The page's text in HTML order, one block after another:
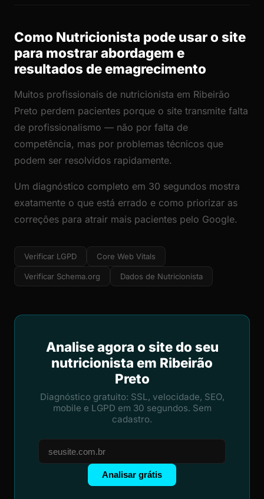
Como Nutricionista pode usar o site
para mostrar abordagem e
resultados de emagrecimento
Muitos profissionais de nutricionista em Ribeirão
Preto perdem pacientes porque o site transmite falta
de profissionalismo — não por falta de
competência, mas por problemas técnicos que
podem ser resolvidos rapidamente.
Um diagnóstico completo em 30 segundos mostra
exatamente o que está errado e como priorizar as
correções para atrair mais pacientes pelo Google.
Verificar LGPD Core Web Vitals
Verificar Schema.org Dados de Nutricionista
Analise agora o site do seu
nutricionista em Ribeirão
Preto
Diagnóstico gratuito: SSL, velocidade, SEO,
mobile e LGPD em 30 segundos. Sem
cadastro.
Analisar grátis